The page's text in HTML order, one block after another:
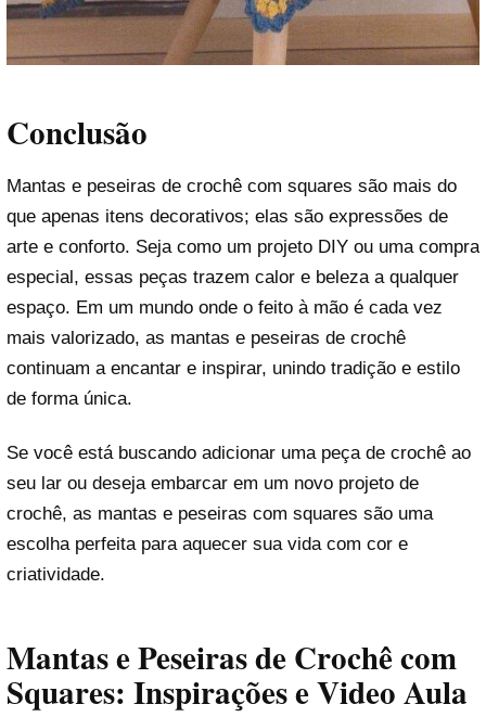
Conclusão
Mantas e peseiras de crochê com squares são mais do
que apenas itens decorativos; elas são expressões de
arte e conforto. Seja como um projeto DIY ou uma compra
especial, essas peças trazem calor e beleza a qualquer
espaço. Em um mundo onde o feito à mão é cada vez
mais valorizado, as mantas e peseiras de crochê
continuam a encantar e inspirar, unindo tradição e estilo
de forma única.
Se você está buscando adicionar uma peça de crochê ao
seu lar ou deseja embarcar em um novo projeto de
crochê, as mantas e peseiras com squares são uma
escolha perfeita para aquecer sua vida com cor e
criatividade.
Mantas e Peseiras de Crochê com
Squares: Inspirações e Video Aula